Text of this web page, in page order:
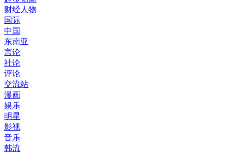
财经人物
国际
中国
东南亚
言论
社论
评论
交流站
漫画
娱乐
明星
影视
音乐
韩流